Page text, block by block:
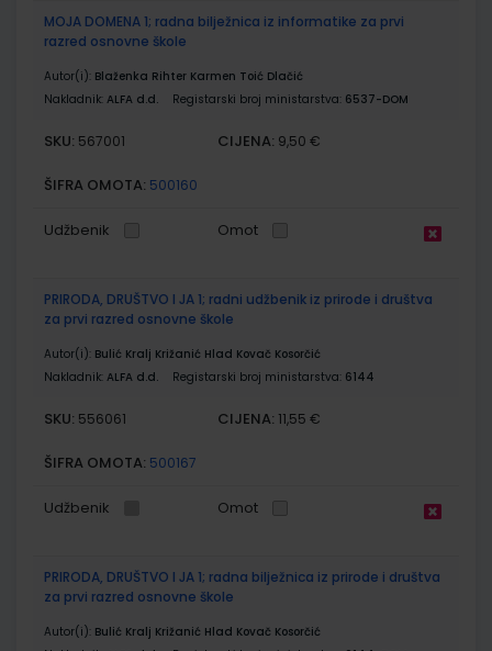
MOJA DOMENA 1; radna bilježnica iz informatike za prvi
razred osnovne škole
Autor(i): Blaženka Rihter Karmen Toić Dlačić
Nakladnik: ALFA d.d. Registarski broj ministarstva: 6537-DOM
SKU: 567001 CIJENA: 9,50 €
ŠIFRA OMOTA: 500160
Udžbenik Omot
PRIRODA, DRUŠTVO I JA 1; radni udžbenik iz prirode i društva
za prvi razred osnovne škole
Autor(i): Bulić Kralj Križanić Hlad Kovač Kosorčić
Nakladnik: ALFA d.d. Registarski broj ministarstva: 6144
SKU: 556061 CIJENA: 11,55 €
ŠIFRA OMOTA: 500167
Udžbenik Omot
PRIRODA, DRUŠTVO I JA 1; radna bilježnica iz prirode i društva
za prvi razred osnovne škole
Autor(i): Bulić Kralj Križanić Hlad Kovač Kosorčić